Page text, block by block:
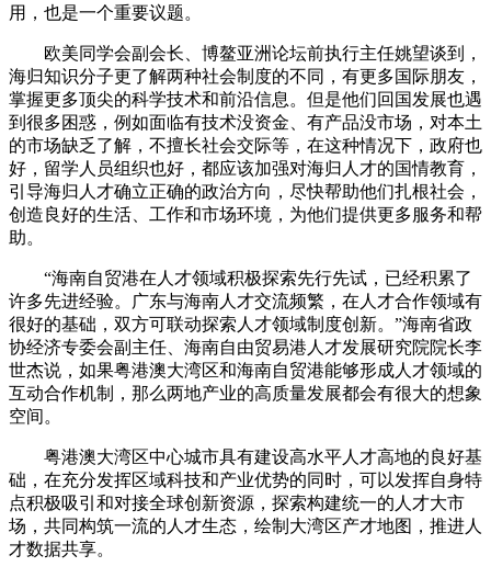
用，也是一个重要议题。
欧美同学会副会长、博鳌亚洲论坛前执行主任姚望谈到，
海归知识分子更了解两种社会制度的不同，有更多国际朋友，
掌握更多顶尖的科学技术和前沿信息。但是他们回国发展也遇
到很多困惑，例如面临有技术没资金、有产品没市场，对本土
的市场缺乏了解，不擅长社会交际等，在这种情况下，政府也
好，留学人员组织也好，都应该加强对海归人才的国情教育，
引导海归人才确立正确的政治方向，尽快帮助他们扎根社会，
创造良好的生活、工作和市场环境，为他们提供更多服务和帮
助。
“海南自贸港在人才领域积极探索先行先试，已经积累了
许多先进经验。广东与海南人才交流频繁，在人才合作领域有
很好的基础，双方可联动探索人才领域制度创新。”海南省政
协经济专委会副主任、海南自由贸易港人才发展研究院院长李
世杰说，如果粤港澳大湾区和海南自贸港能够形成人才领域的
互动合作机制，那么两地产业的高质量发展都会有很大的想象
空间。
粤港澳大湾区中心城市具有建设高水平人才高地的良好基
础，在充分发挥区域科技和产业优势的同时，可以发挥自身特
点积极吸引和对接全球创新资源，探索构建统一的人才大市
场，共同构筑一流的人才生态，绘制大湾区产才地图，推进人
才数据共享。